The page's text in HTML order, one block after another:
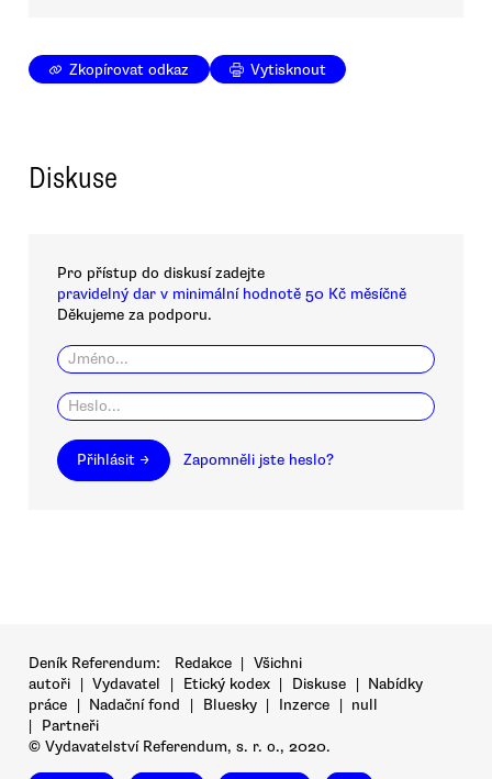
Zkopírovat odkaz Vytisknout
Diskuse
Pro přístup do diskusí zadejte
pravidelný dar v minimální hodnotě 50 Kč měsíčně
Děkujeme za podporu.
Přihlásit → Zapomněli jste heslo?
Deník Referendum: Redakce | Všichni
autoři | Vydavatel | Etický kodex | Diskuse | Nabídky
práce | Nadační fond | Bluesky | Inzerce | null
|
Partneři
© Vydavatelství Referendum, s. r. o., 2020.